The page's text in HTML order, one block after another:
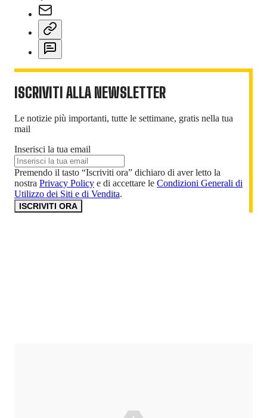
ISCRIVITI ALLA NEWSLETTER
Le notizie più importanti, tutte le settimane, gratis nella tua
mail
Inserisci la tua email
Premendo il tasto “Iscriviti ora” dichiaro di aver letto la
nostra Privacy Policy e di accettare le Condizioni Generali di
Utilizzo dei Siti e di Vendita.
ISCRIVITI ORA